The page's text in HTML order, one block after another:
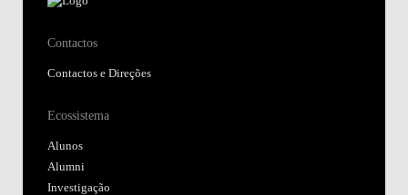
Contactos
Contactos e Direções
Ecossistema
Alunos
Alumni
Investigação